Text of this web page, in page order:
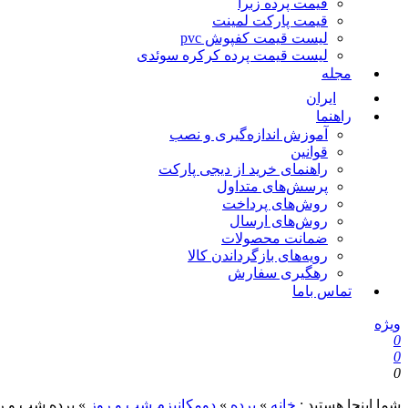
قیمت پرده زبرا
قیمت پارکت لمینت
لیست قیمت کفپوش pvc
لیست قیمت پرده کرکره سوئدی
مجله
ایران
راهنما
آموزش اندازه‌گیری و نصب
قوانین
راهنمای خرید از دیجی پارکت
پرسش‌های متداول
روش‌های پرداخت
روش‌های ارسال
ضمانت محصولات
رویه‌های بازگرداندن کالا
رهگیری سفارش
تماس باما
ویژه
0
0
0
شما اینجا هستید : خانه » پرده » دومکانیزم شب و روز » پرده شب و